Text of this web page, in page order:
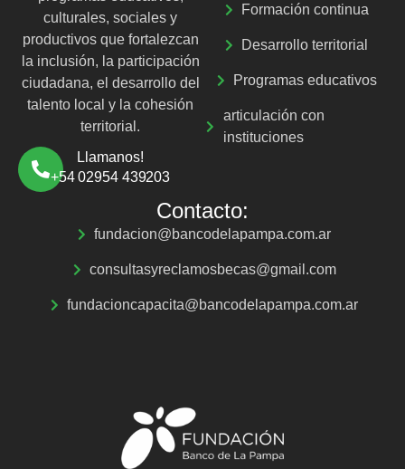
culturales, sociales y
productivos que fortalezcan
la inclusión, la participación
ciudadana, el desarrollo del
talento local y la cohesión
territorial.
Llamanos!
+54 02954 439203
Formación continua
Desarrollo territorial
Programas educativos
articulación con
instituciones
Contacto:
fundacion@bancodelapampa.com.ar
consultasyreclamosbecas@gmail.com
fundacioncapacita@bancodelapampa.com.ar